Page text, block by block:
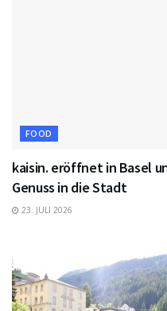
FOOD
kaisin. eröffnet in Basel
Genuss in die Stadt
23. JULI 2026